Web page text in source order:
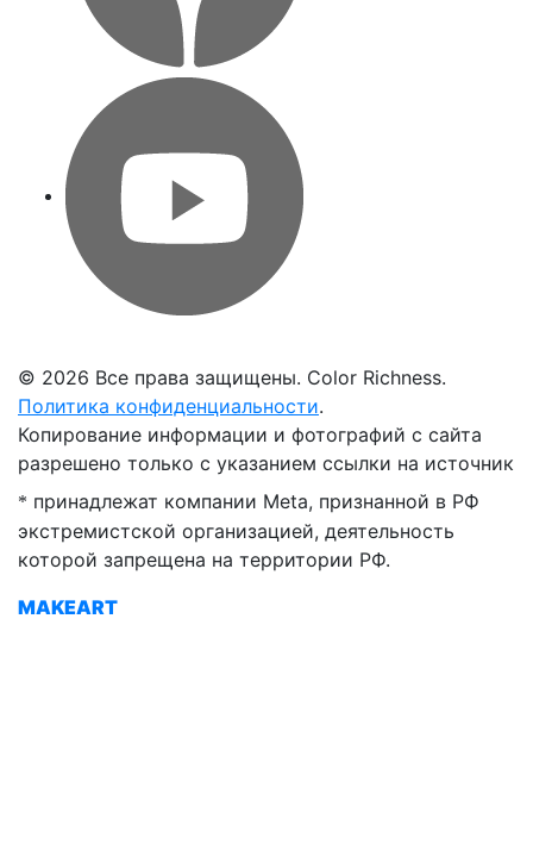
© 2026 Все права защищены. Color Richness.
Политика конфиденциальности.
MAKEART
Копирование информации и фотографий с сайта
разрешено только с указанием ссылки на источник
* принадлежат компании Meta, признанной в РФ
экстремистской организацией, деятельность
которой запрещена на территории РФ.